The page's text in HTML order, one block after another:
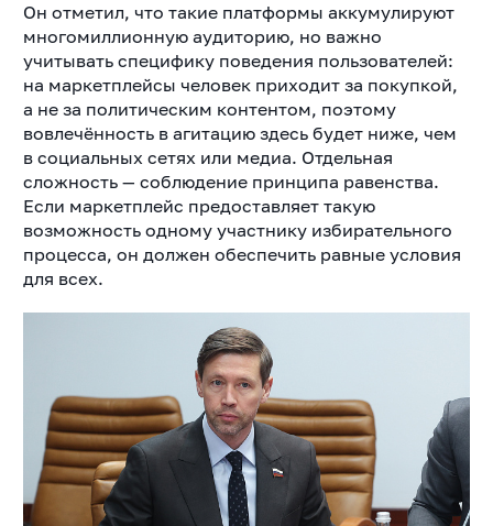
Он отметил, что такие платформы аккумулируют
многомиллионную аудиторию, но важно
учитывать специфику поведения пользователей:
на маркетплейсы человек приходит за покупкой,
а не за политическим контентом, поэтому
вовлечённость в агитацию здесь будет ниже, чем
в социальных сетях или медиа. Отдельная
сложность — соблюдение принципа равенства.
Если маркетплейс предоставляет такую
возможность одному участнику избирательного
процесса, он должен обеспечить равные условия
для всех.